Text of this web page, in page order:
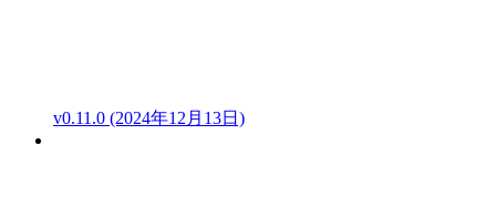
v0.11.0 (2024年12月13日)